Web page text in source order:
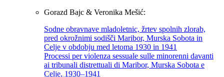
Gorazd Bajc & Veronika Mešić:
Sodne obravnave mladoletnic, žrtev spolnih zlorab,
pred okrožnimi sodišči Maribor, Murska Sobota in
Celje v obdobju med letoma 1930 in 1941
Processi per violenza sessuale sulle minorenni davanti
ai tribunali distrettuali di Maribor, Murska Sobota e
Celje, 1930–1941